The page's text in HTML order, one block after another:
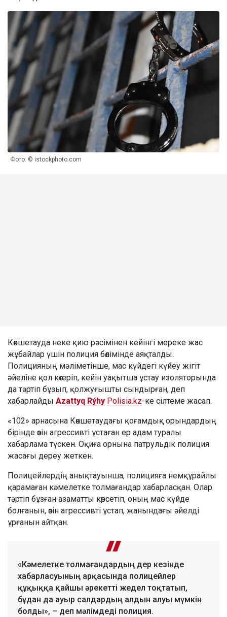
Фото: © istockphoto.com
Көкшетауда неке қию рәсімінен кейінгі мереке жас
жұбайлар үшін полиция бөлімінде аяқталды.
Полицияның мәліметінше, мас күйдегі күйеу жігіт
әйеліне қол көтеріп, кейін уақытша ұстау изоляторында
да тәртіп бұзып, қолжуғышты сындырған, деп
хабарлайды Azattyq Rýhy Polisia.kz-ке сілтеме жасап.
«102» арнасына Көкшетаудағы қоғамдық орындардың
бірінде өзін агрессивті ұстаған ер адам туралы
хабарлама түскен. Оқиға орнына патрульдік полиция
жасағы дереу жеткен.
Полицейлердің анықтауынша, полицияға немқұрайлы
қарамаған кәмелетке толмағандар хабарласқан. Олар
тәртіп бұзған азаматты көрсетіп, оның мас күйде
болғанын, өзін агрессивті ұстап, жанындағы әйелді
ұрғанын айтқан.
«Кәмелетке толмағандардың дер кезінде
хабарласуының арқасында полицейлер
құқыққа қайшы әрекетті жедел тоқтатып,
бұдан да ауыр салдардың алдын алуы мүмкін
болды», – деп мәлімдеді полиция.